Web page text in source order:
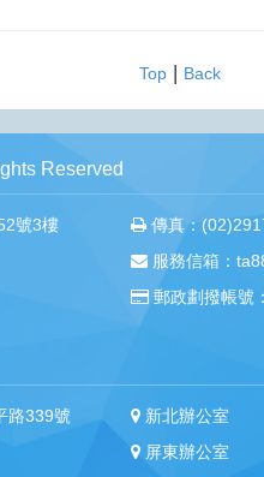
Top| Back
Reserved
號3樓
傳真：
服務信箱：
郵政劃撥帳號
路339號
新北辦公室
屏東辦公室